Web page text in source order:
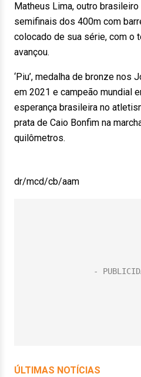
Matheus Lima, outro
semifinais dos 400m com
colocado de sua série, com o
avançou.
‘Piu’, medalha de bronze nos
em 2021 e campeão mundial
esperança brasileira no
prata de Caio Bonfim na
quilômetros.
dr/mcd/cb/aam